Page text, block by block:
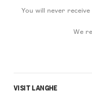
You will never
We
VISIT LANGHE